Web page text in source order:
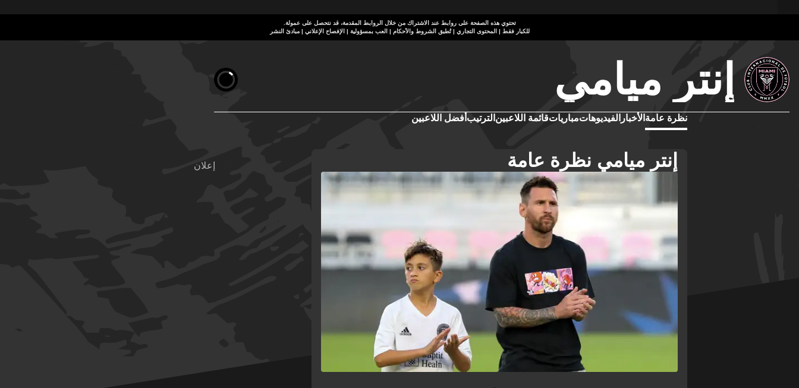
تحتوي هذه الصفحة على روابط عند الاشتراك من خلال الروابط المقدمة، قد نتحصل على عمولة.
للكبار فقط | المحتوى التجاري | تُطبق الشروط والأحكام | العب بمسؤولية
| الإفصاح الإعلاني |مبادئ النشر
إنتر ميامي
نظرة عامة الأخبار الفيديوهاتمبارياتقائمة اللاعبين الترتيب أفضل اللاعبين
إنتر ميامي نظرة عامة